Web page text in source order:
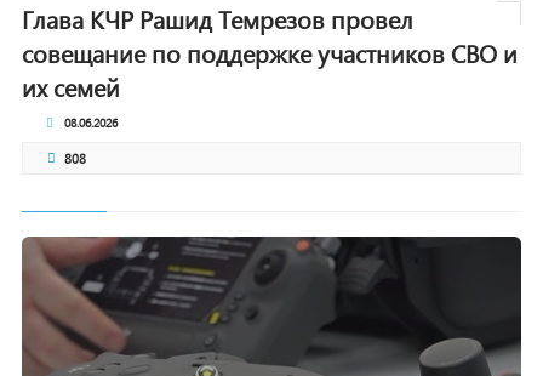
Глава КЧР Рашид Темрезов провел
совещание по поддержке участников СВО и
их семей
08.06.2026
808